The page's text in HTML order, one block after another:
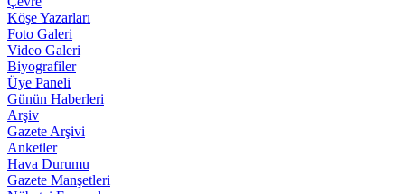
Köşe Yazarları
Foto Galeri
Video Galeri
Biyografiler
Üye Paneli
Günün Haberleri
Arşiv
Gazete Arşivi
Anketler
Hava Durumu
Gazete Manşetleri